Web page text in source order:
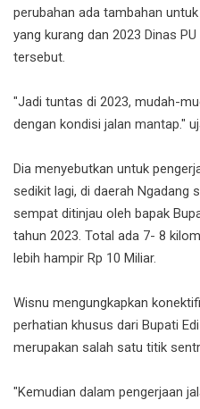
perubahan ada tambahan
yang kurang dan 2023 Dinas
tersebut.
"Jadi tuntas di 2023, mudah-
dengan kondisi jalan mantap."
Dia menyebutkan untuk
sedikit lagi, di daerah Ngadang
sempat ditinjau oleh bapak
tahun 2023. Total ada 7- 8
lebih hampir Rp 10 Miliar.
Wisnu mengungkapkan
perhatian khusus dari Bupati
merupakan salah satu titik
"Kemudian dalam pengerjaan